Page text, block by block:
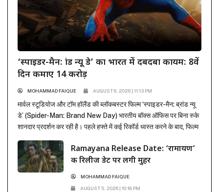
‘स्पाइडर-मैन: ब्रांड न्यू डे’ का भारत में दबदबा कायम: 8वें
दिन कमाए 14 करोड़
MOHAMMAD FAIQUE AUGUST 6, 2026 | 11:13 PM
मार्वल स्टूडियोज और टॉम हॉलैंड की ब्लॉकबस्टर फिल्म ‘स्पाइडर-मैन: ब्रांड न्यू
डे’ (Spider-Man: Brand New Day) भारतीय बॉक्स ऑफिस पर बिना रुके
शानदार प्रदर्शन कर रही है। पहले हफ्ते में कई रिकॉर्ड ध्वस्त करने के बाद, फिल्म
है। रिलीज के...
Ramayana Release Date: ‘रामायण’
की रिलीज डेट पर लगी मुहर
MOHAMMAD FAIQUE
AUGUST 5, 2026 | 10:18 PM